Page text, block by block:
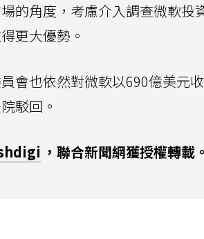
的角度，考慮介入調查微軟投
更大優勢。
會也依然對微軟以690億美元
駁回。
，聯合新聞網獲授權轉載